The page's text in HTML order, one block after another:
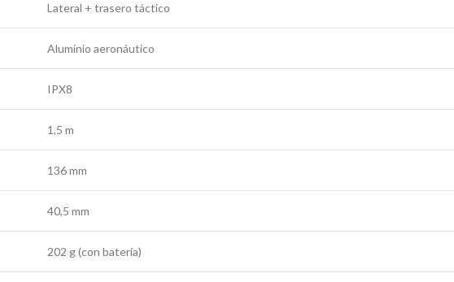
Lateral + trasero táctico
Aluminio aeronáutico
IPX8
1,5 m
136 mm
40,5 mm
202 g (con batería)